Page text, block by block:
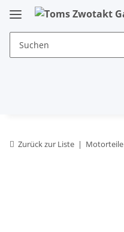
Zurück zur Liste Motorteile